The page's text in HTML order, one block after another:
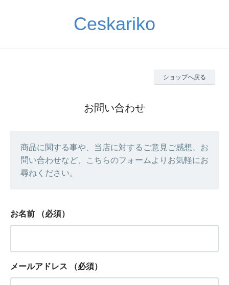
Ceskariko
ショップへ戻る
お問い合わせ
商品に関する事や、当店に対するご意見ご感想、お
問い合わせなど、こちらのフォームよりお気軽にお
尋ねください。
お名前 （必須）
メールアドレス （必須）